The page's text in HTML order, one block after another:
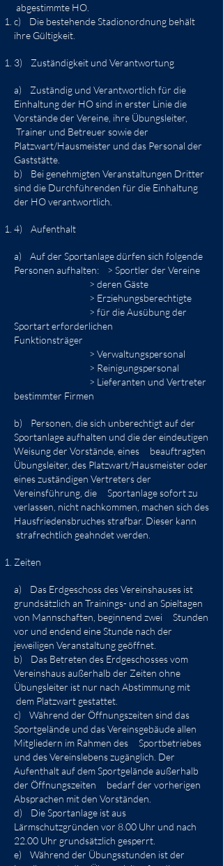
abgestimmte HO.
c) Die bestehende Stadionordnung behält
ihre Gültigkeit.
3) Zuständigkeit und Verantwortung
a) Zuständig und Verantwortlich für die
Einhaltung der HO sind in erster Linie die
Vorstände der Vereine, ihre Übungsleiter,
Trainer und Betreuer sowie der
Platzwart/Hausmeister und das Personal der
Gaststätte.
b) Bei genehmigten Veranstaltungen Dritter
sind die Durchführenden für die Einhaltung
der HO verantwortlich.
4) Aufenthalt
a) Auf der Sportanlage dürfen sich folgende
Personen aufhalten: > Sportler der Vereine
> deren Gäste
> Erziehungsberechtigte
> für die Ausübung der
Sportart erforderlichen
Funktionsträger
> Verwaltungspersonal
> Reinigungspersonal
> Lieferanten und Vertreter
bestimmter Firmen
b) Personen, die sich unberechtigt auf der
Sportanlage aufhalten und die der eindeutigen
Weisung der Vorstände, eines beauftragten
Übungsleiter, des Platzwart/Hausmeister oder
eines zuständigen Vertreters der
Vereinsführung, die Sportanlage sofort zu
verlassen, nicht nachkommen, machen sich des
Hausfriedensbruches strafbar. Dieser kann
strafrechtlich geahndet werden.
Zeiten
a) Das Erdgeschoss des Vereinshauses ist
grundsätzlich an Trainings- und an Spieltagen
von Mannschaften, beginnend zwei Stunden
vor und endend eine Stunde nach der
jeweiligen Veranstaltung geöffnet.
b) Das Betreten des Erdgeschosses vom
Vereinshaus außerhalb der Zeiten ohne
Übungsleiter ist nur nach Abstimmung mit
dem Platzwart gestattet.
c) Während der Öffnungszeiten sind das
Sportgelände und das Vereinsgebäude allen
Mitgliedern im Rahmen des Sportbetriebes
und des Vereinslebens zugänglich. Der
Aufenthalt auf dem Sportgelände außerhalb
der Öffnungszeiten bedarf der vorherigen
Absprachen mit den Vorständen.
d) Die Sportanlage ist aus
Lärmschutzgründen vor 8.00 Uhr und nach
22.00 Uhr grundsätzlich gesperrt.
e) Während der Übungsstunden ist der